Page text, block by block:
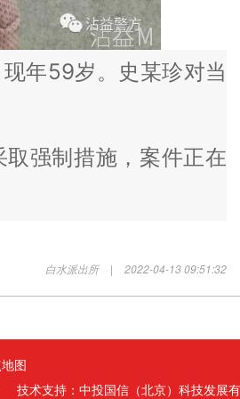
年59岁。史某珍对当
强制措施，案件正在
白水派出所 | 2022-04-13 09:51:32
图
技术支持：中投国信（北京）科技发展